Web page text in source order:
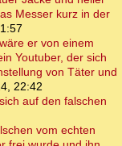
Messer kurz in der
er von einem
Youtuber, der sich
von Täter und
22:42
auf den falschen
vom echten